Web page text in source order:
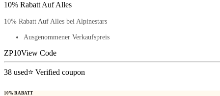
10% Rabatt Auf Alles
10% Rabatt Auf Alles bei Alpinestars
Ausgenommener Verkaufspreis
ZP10View Code
38 used⭐ Verified coupon
10% RABATT